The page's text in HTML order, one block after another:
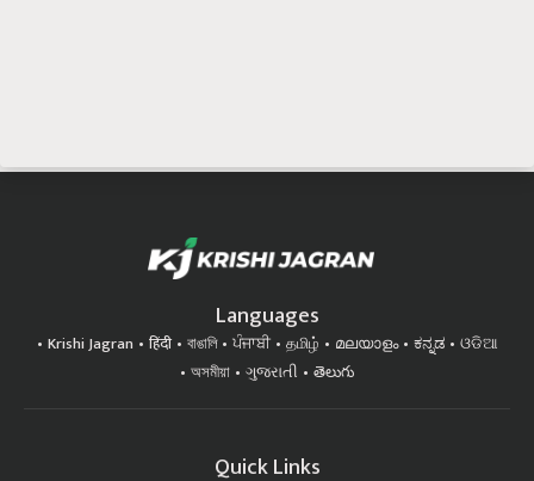
Languages
Krishi Jagran हिंदी বাঙালি ਪੰਜਾਬੀ தமிழ் മലയാളം ಕನ್ನಡ
ଓଡିଆ
অসমীয়া
ગુજરાતી తెలుగు
Quick Links